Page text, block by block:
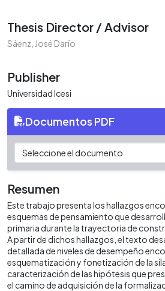
Thesis Director / Advisor
Sáenz, José Darío
Publisher
Universidad Icesi
Documentos PDF
Resumen
Este trabajo presenta los hallazgos
esquemas de pensamiento que
primaria durante la trayectoria de
A partir de dichos hallazgos, el texto
detallada de niveles de desempeño
esquematización y fonetización de la
caracterización de las hipótesis que
el camino de adquisición de la